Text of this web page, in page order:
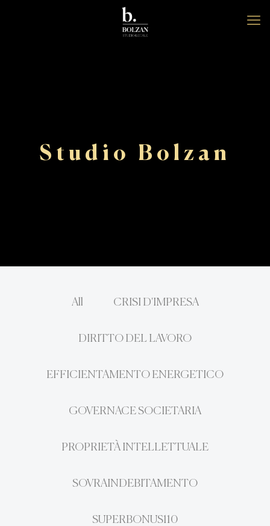
Studio Bolzan
All CRISI D'IMPRESA
DIRITTO DEL LAVORO
EFFICIENTAMENTO ENERGETICO
GOVERNACE SOCIETARIA
PROPRIETÀ INTELLETTUALE
SOVRAINDEBITAMENTO
SUPERBONUS110